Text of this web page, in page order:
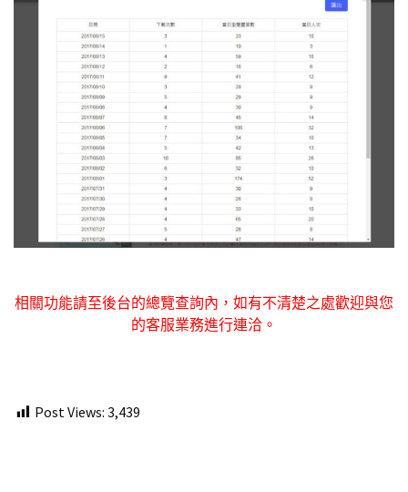
相關功能請至後台的總覽查詢內，如有不清楚之處歡迎與您
的客服業務進行連洽。
Post Views: 3,439